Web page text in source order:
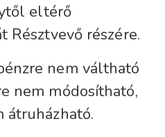
eltérő
Résztvevő részére.
nem váltható
nem módosítható,
átruházható.